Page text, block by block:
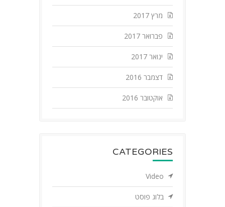
מרץ 2017
פברואר 2017
ינואר 2017
דצמבר 2016
אוקטובר 2016
CATEGORIES
Video
בלוג פוסט